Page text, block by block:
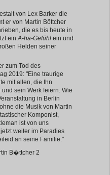
von Lex Barker die
er von Martin Böttcher
die es bis heute in
ein A-ha-Gefühl ein und
Helden seiner
zum Tod des
2019: "Eine traurige
mit allen, die Ihn
und sein Werk feiern. Wie
in Berlin
die Musik von Martin
Komponist,
ist von uns
weiter im Paradies
an seine Familie."